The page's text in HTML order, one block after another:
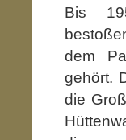
Bis
dem
gehört.
die